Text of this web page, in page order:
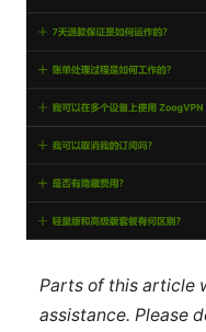
Parts of this article
assistance. Please